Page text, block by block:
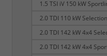
1.5 TSI iV 150 kW
2.0 TDI 110 kW Selection
2.0 TDI 142 kW 4x4
2.0 TDI 142 kW 4x4